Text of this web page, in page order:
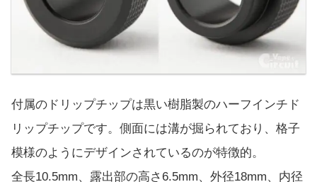
付属のドリップチップは黒い樹脂製のハーフインチド
リップチップです。側面には溝が掘られており、格子
模様のようにデザインされているのが特徴的。
全長10.5mm、露出部の高さ6.5mm、外径18mm、内径